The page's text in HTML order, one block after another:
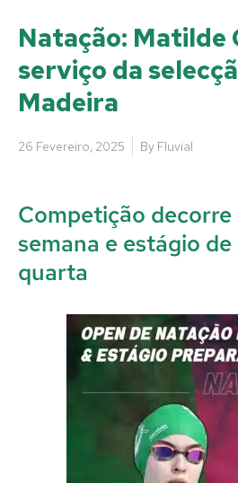
Natação: Matilde
serviço da
Madeira
26 Fevereiro, 2025 By Fluvial
Competição
semana e estágio de
quarta